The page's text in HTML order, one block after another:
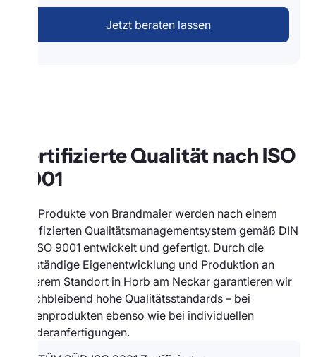
Jetzt beraten lassen
Zertifizierte Qualität nach ISO
9001
Alle Produkte von Brandmaier werden nach einem
zertifizierten Qualitätsmanagementsystem gemäß DIN
EN ISO 9001 entwickelt und gefertigt. Durch die
vollständige Eigenentwicklung und Produktion an
unserem Standort in Horb am Neckar garantieren wir
gleichbleibend hohe Qualitätsstandards – bei
Serienprodukten ebenso wie bei individuellen
Sonderanfertigungen.